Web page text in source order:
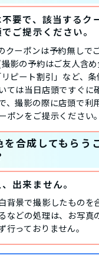
要で、該当するク
ご提示ください。
クーポンは予約無しで
影の予約はご友人含
ピート割引」など、条
ては当日店頭ですぐに
、撮影の際に店頭で利
ポンをご提示ください
を合成してもらう
出来ません。
背景で撮影したものを
などの処理は、お写真
行っておりません。